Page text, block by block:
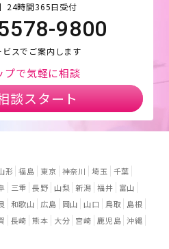
24時間365日受付
9800
スでご案内します
プで気軽に相談
談スタート
形 福島 東京 神奈川 埼玉 千葉
三重 長野 山梨 新潟 福井
富山
和歌山 広島 岡山 山口 鳥取
島根
長崎 熊本 大分 宮崎 鹿児島 沖縄